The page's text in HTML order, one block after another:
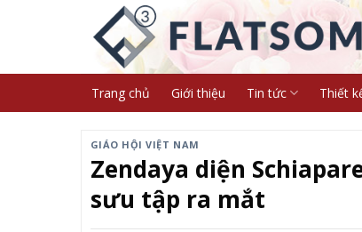
Trang chủ Giới thiệu Tin tức Thiết
GIÁO HỘI VIỆT NAM
Zendaya diện
sưu tập ra mắt